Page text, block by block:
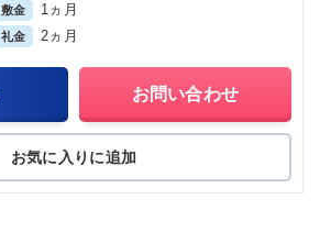
敷金 1ヵ月
礼金 2ヵ月
お問い合わせ
お気に入りに追加